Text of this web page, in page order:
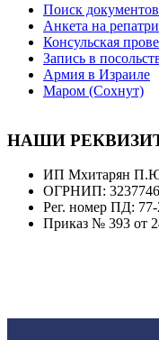
Поиск
Анкета на
Консульская
Запись в
Армия в Израиле
Маром (Сохнут)
НАШИ
ИП Мхитарян
ОГРНИП:
Рег. номер ПД: 77-
Приказ № 393 от